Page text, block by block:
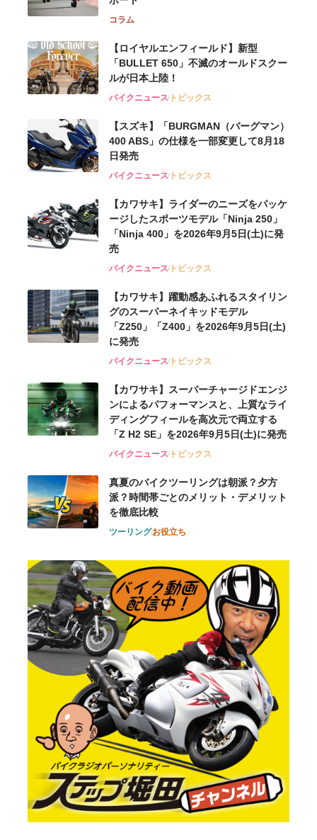
コラム
【ロイヤルエンフィールド】新型
「BULLET 650」不滅のオールドスクー
ルが⽇本上陸！
バイクニューストピックス
【スズキ】「BURGMAN（バーグマン）
400 ABS」の仕様を一部変更して8月18
日発売
バイクニューストピックス
【カワサキ】ライダーのニーズをパッケ
ージしたスポーツモデル「Ninja 250」
「Ninja 400」を2026年9月5日(土)に発
売
バイクニューストピックス
【カワサキ】躍動感あふれるスタイリン
グのスーパーネイキッドモデル
「Z250」「Z400」を2026年9月5日(土)
に発売
バイクニューストピックス
【カワサキ】スーパーチャージドエンジ
ンによるパフォーマンスと、上質なライ
ディングフィールを高次元で両立する
「Z H2 SE」を2026年9月5日(土)に発売
バイクニューストピックス
真夏のバイクツーリングは朝派？夕方
派？時間帯ごとのメリット・デメリット
を徹底比較
ツーリングお役立ち